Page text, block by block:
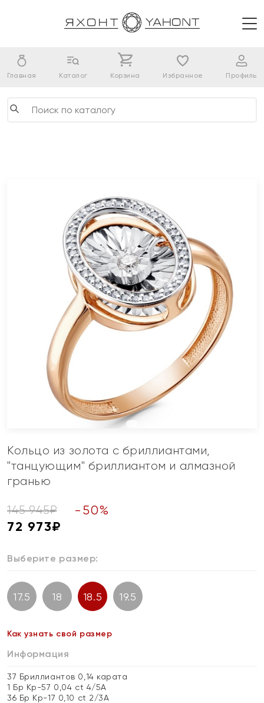
Главная Каталог Корзина Избранное Профиль
Кольцо из золота с бриллиантами,
"танцующим" бриллиантом и алмазной
гранью
145 945₽ - 50%
72 973₽
Выберите размер:
17.5 18 18.5 19.5
Как узнать свой размер
Информация
37 Бриллиантов 0,14 карата
1 Бр Кр-57 0,04 ct 4/5А
36 Бр Кр-17 0,10 ct 2/3А